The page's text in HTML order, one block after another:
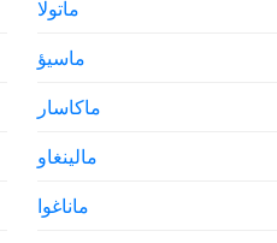
ماتولا
ماسيؤ
ماكاسار
مالينغاو
ماناغوا